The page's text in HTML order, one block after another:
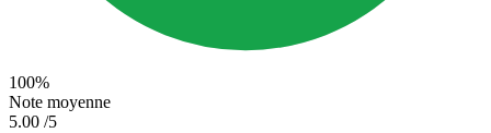
100%
Note moyenne
5.00 /5